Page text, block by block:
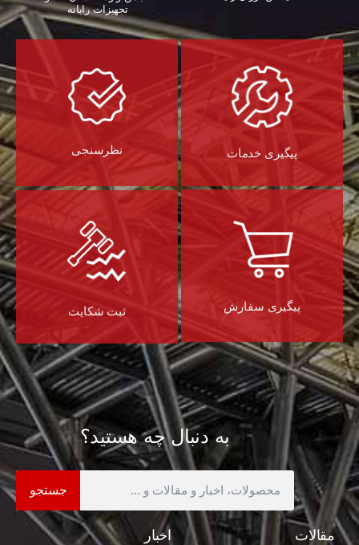
تجهیزات رایانه‌
پیگیری خدمات نظرسنجی
پیگیری سفارش ثبت شکایت
به دنبال چه هستید؟
جستجو
مقالات اخبار